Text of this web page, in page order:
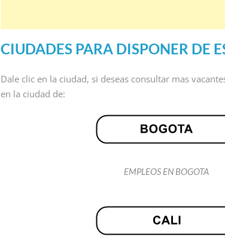
CIUDADES PARA DISPONER DE
Dale clic en la ciudad, si deseas consultar mas
en la ciudad de:
EMPLEOS EN BOGOTA